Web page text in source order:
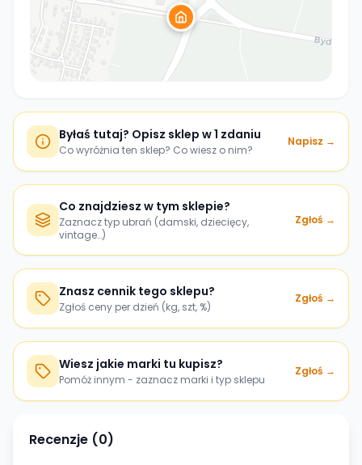
Byłaś tutaj? Opisz sklep w 1 zdaniu
Co wyróżnia ten sklep? Co wiesz o nim?
Napisz →
Co znajdziesz w tym sklepie?
Zaznacz typ ubrań (damski, dziecięcy,
vintage…)
Zgłoś →
Znasz cennik tego sklepu?
Zgłoś ceny per dzień (kg, szt, %)
Zgłoś →
Wiesz jakie marki tu kupisz?
Pomóż innym - zaznacz marki i typ sklepu
Zgłoś →
Recenzje (0)